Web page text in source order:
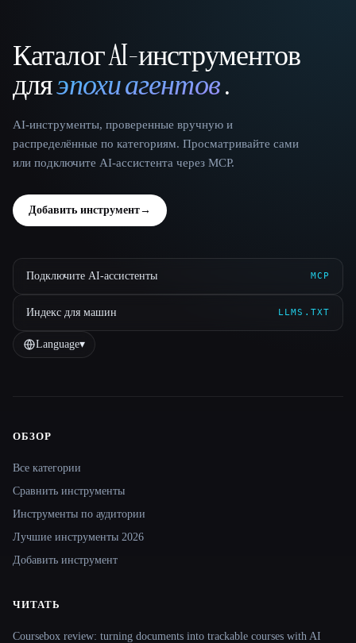
That AI Collection
Каталог AI-инструментов
дляэпохи агентов.
AI-инструменты, проверенные вручную и
распределённые по категориям. Просматривайте сами
или подключите AI-ассистента через MCP.
Добавить инструмент→
Подключите AI-ассистенты MCP
Индекс для машин LLMS.TXT
Language▾
Site navigation
ОБЗОР
Все категории
Сравнить инструменты
Инструменты по аудитории
Лучшие инструменты 2026
Добавить инструмент
ЧИТАТЬ
Coursebox review: turning documents into trackable courses with AI